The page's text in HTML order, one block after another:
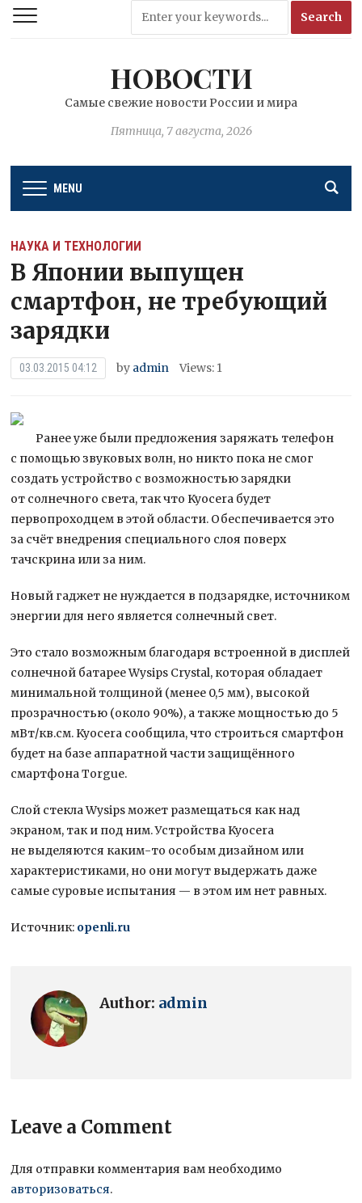
НОВОСТИ
Самые свежие новости России и мира
Пятница, 7 августа, 2026
MENU
НАУКА И ТЕХНОЛОГИИ
В Японии выпущен
смартфон, не требующий
зарядки
03.03.2015 04:12 by admin Views: 1
Ранее уже были предложения заряжать телефон
с помощью звуковых волн, но никто пока не смог
создать устройство с возможностью зарядки
от солнечного света, так что Kyocera будет
первопроходцем в этой области. Обеспечивается это
за счёт внедрения специального слоя поверх
тачскрина или за ним.
Новый гаджет не нуждается в подзарядке, источником
энергии для него является солнечный свет.
Это стало возможным благодаря встроенной в дисплей
солнечной батарее Wysips Crystal, которая обладает
минимальной толщиной (менее 0,5 мм), высокой
прозрачностью (около 90%), а также мощностью до 5
мВт/кв.см. Kyocera сообщила, что строиться смартфон
будет на базе аппаратной части защищённого
смартфона Torgue.
Слой стекла Wysips может размещаться как над
экраном, так и под ним. Устройства Kyocera
не выделяются каким-то особым дизайном или
характеристиками, но они могут выдержать даже
самые суровые испытания — в этом им нет равных.
Источник: openli.ru
Author: admin
Leave a Comment
Для отправки комментария вам необходимо
авторизоваться.